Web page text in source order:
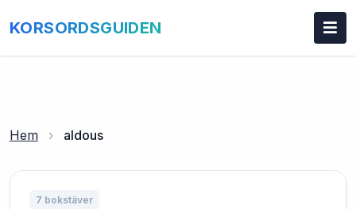
KORSORDSGUIDEN
Hem › aldous
7 bokstäver